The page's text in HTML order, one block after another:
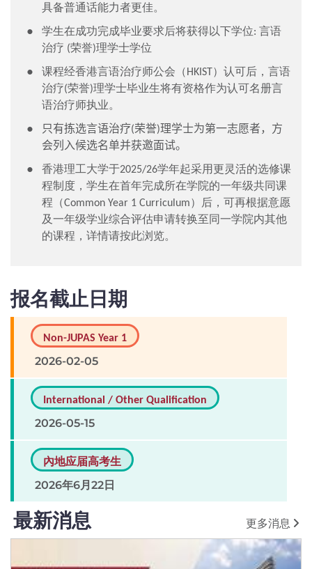
具备普通话能力者更佳。
学生在成功完成毕业要求后将获得以下学位: 言语
治疗 (荣誉)理学士学位
课程经香港言语治疗师公会（HKIST）认可后，言语
治疗(荣誉)理学士毕业生将有资格作为认可名册言
语治疗师执业。
只有拣选言语治疗(荣誉)理学士为第一志愿者，方
会列入候选名单并获邀面试。
香港理工大学于2025/26学年起采用更灵活的选修课
程制度，学生在首年完成所在学院的一年级共同课
程（Common Year 1 Curriculum）后，可再根据意愿
及一年级学业综合评估申请转换至同一学院内其他
的课程，详情请按此浏览。
报名截止日期
Non-JUPAS Year 1
2026-02-05
International / Other Qualification
2026-05-15
內地应届高考生
2026年6月22日
最新消息 更多消息